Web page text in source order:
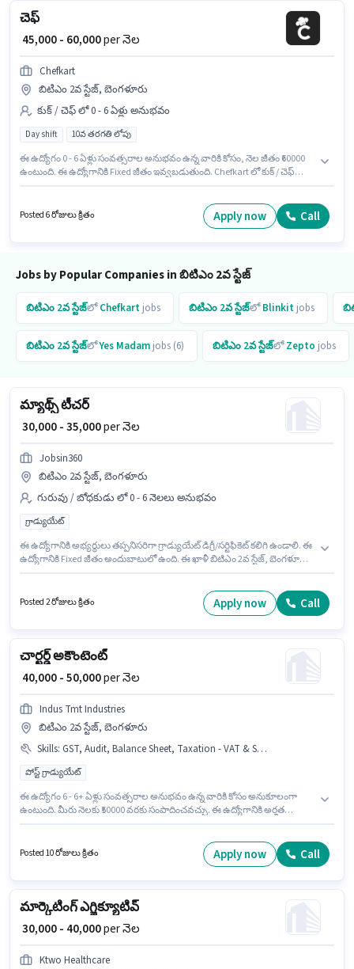
చెఫ్
₹ 45,000 - 60,000per నెల
Chefkart
బిటిఎం 2వ స్టేజ్, బెంగళూరు
కుక్ / చెఫ్ లో 0 - 6 ఏళ్లు అనుభవం
Day shift 10వ తరగతి లోపు
ఈ ఉద్యోగం 0 - 6 ఏళ్లు సంవత్సరాల అనుభవం ఉన్న వారికి కోసం, నెల జీతం ₹60000
ఉంటుంది. ఈ ఉద్యోగానికి Fixed జీతం ఇవ్వబడుతుంది. Chefkart లో కుక్ / చెఫ్
Time ఉద్యోగం, ఇందులో DAY shift మరియు వారానికి 6 days working ఉంటాయి.
Posted 6 రోజులు క్రితం Apply now Call
Jobs by Popular Companies in బిటిఎం 2వ స్టేజ్
బిటిఎం 2వ స్టేజ్లోChefkart jobs బిటిఎం 2వ స్టేజ్లోBlinkit jobs
బిటిఎం 2వ స్టేజ్లోYes Madam jobs (6) బిటిఎం 2వ స్టేజ్లోZepto jobs
మ్యాథ్స్ టీచర్
₹ 30,000 - 35,000per నెల
Jobsin360
బిటిఎం 2వ స్టేజ్, బెంగళూరు
గురువు / బోధకుడు లో 0 - 6 నెలలు అనుభవం
గ్రాడ్యుయేట్
ఈ ఉద్యోగానికి అభ్యర్థులు తప్పనిసరిగా గ్రాడ్యుయేట్ డిగ్రీ/సర్టిఫికెట్ కలిగి ఉండాలి. ఈ
ఉద్యోగానికి Fixed జీతం అందుబాటులో ఉంది. ఈ ఖాళీ బిటిఎం 2వ స్టేజ్, బెంగళూరు
ఉంటుంది.
Posted 2 రోజులు క్రితం Apply now Call
చార్టర్డ్ అకౌంటెంట్
₹ 40,000 - 50,000per నెల
Indus Tmt Industries
బిటిఎం 2వ స్టేజ్, బెంగళూరు
Skills: GST, Audit, Balance Sheet, Taxation - VAT & Sales Tax, Cash Flow
పోస్ట్ గ్రాడ్యుయేట్
ఈ ఉద్యోగం 6 - 6+ ఏళ్లు సంవత్సరాల అనుభవం ఉన్న వారికి కోసం అనుకూలంగా
ఉంటుంది. మీరు నెలకు ₹50000 వరకు సంపాదించవచ్చు. ఈ ఉద్యోగానికి అర్హత
డిగ్రీ లేదా సర్టిఫికెట్ కలిగి ఉండాలి. ఈ ఉద్యోగానికి Fixed జీతం ఇవ్వబడుతుంది. ఈ
ఉద్యోగం బిటిఎం 2వ స్టేజ్, బెంగళూరు లో ఉంది. Indus Tmt Industries అకౌంటెంట్
Posted 10 రోజులు క్రితం Apply now Call
మార్కెటింగ్ ఎగ్జిక్యూటివ్
₹ 30,000 - 40,000per నెల
Ktwo Healthcare